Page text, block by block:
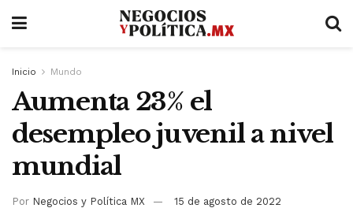
Inicio Mundo
Aumenta 23% el
desempleo juvenil a nivel
mundial
Por Negocios y Política MX 15 de agosto de 2022